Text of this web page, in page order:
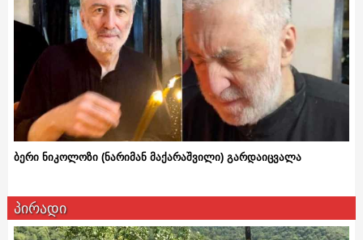
ბერი ნიკოლოზი (ნარიმან მაქარაშვილი) გარდაიცვალა
პირადი